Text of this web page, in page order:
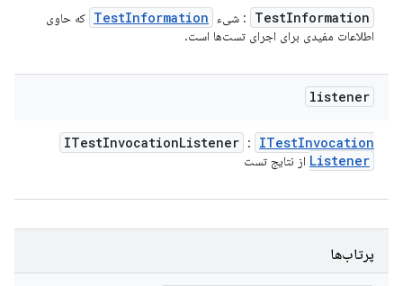
TestInformation : شیء TestInformation
که حاوی
اطلاعات مفیدی برای اجرای تست‌ها است.
listener
ITestInvocationListener : ITestInvocation
Listener از نتایج تست
پرتاب‌ها